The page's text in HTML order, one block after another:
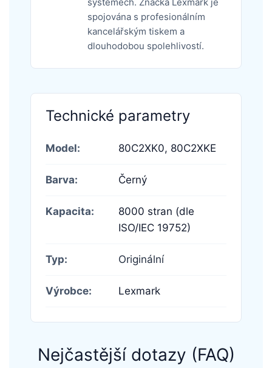
systémech. Značka Lexmark je
spojována s profesionálním
kancelářským tiskem a
dlouhodobou spolehlivostí.
Technické parametry
Model: 80C2XK0, 80C2XKE
Barva: Černý
Kapacita:
8000 stran (dle
ISO/IEC 19752)
Typ: Originální
Výrobce: Lexmark
Nejčastější dotazy (FAQ)